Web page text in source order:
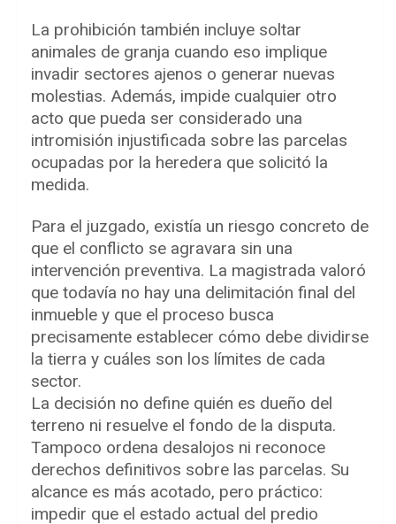
La prohibición también incluye soltar
animales de granja cuando eso implique
invadir sectores ajenos o generar nuevas
molestias. Además, impide cualquier otro
acto que pueda ser considerado una
intromisión injustificada sobre las parcelas
ocupadas por la heredera que solicitó la
medida.
Para el juzgado, existía un riesgo concreto de
que el conflicto se agravara sin una
intervención preventiva. La magistrada valoró
que todavía no hay una delimitación final del
inmueble y que el proceso busca
precisamente establecer cómo debe dividirse
la tierra y cuáles son los límites de cada
sector.
La decisión no define quién es dueño del
terreno ni resuelve el fondo de la disputa.
Tampoco ordena desalojos ni reconoce
derechos definitivos sobre las parcelas. Su
alcance es más acotado, pero práctico:
impedir que el estado actual del predio